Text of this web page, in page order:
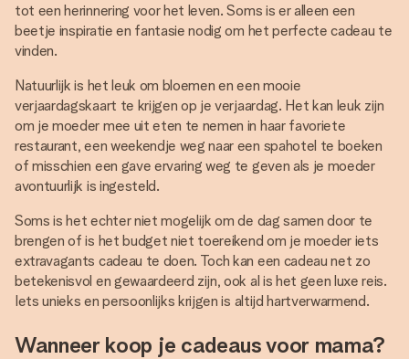
tot een herinnering voor het leven. Soms is er alleen een
beetje inspiratie en fantasie nodig om het perfecte cadeau te
vinden.
Natuurlijk is het leuk om bloemen en een mooie
verjaardagskaart te krijgen op je verjaardag. Het kan leuk zijn
om je moeder mee uit eten te nemen in haar favoriete
restaurant, een weekendje weg naar een spahotel te boeken
of misschien een gave ervaring weg te geven als je moeder
avontuurlijk is ingesteld.
Soms is het echter niet mogelijk om de dag samen door te
brengen of is het budget niet toereikend om je moeder iets
extravagants cadeau te doen. Toch kan een cadeau net zo
betekenisvol en gewaardeerd zijn, ook al is het geen luxe reis.
Iets unieks en persoonlijks krijgen is altijd hartverwarmend.
Wanneer koop je cadeaus voor mama?